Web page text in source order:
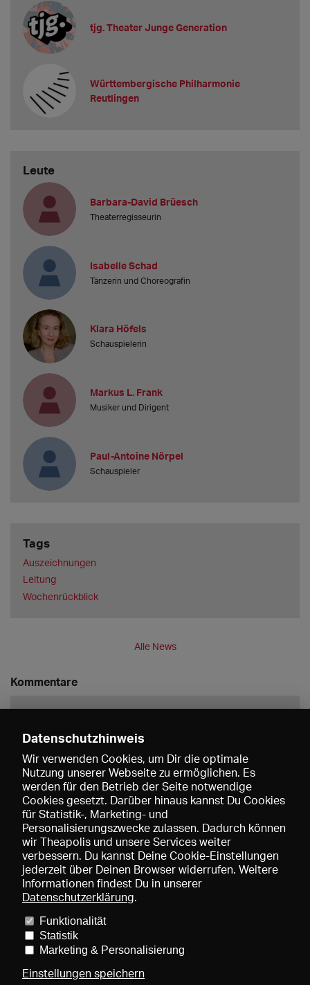
tjg. Theater Junge Generation
Württembergische Philharmonie
Reutlingen
Leute
Barbara-David Brüesch
Theaterregisseurin
Isabelle Schad
Tänzerin und Choreografin
Klara Höfels
Schauspielerin
Markus L. Frank
Musiker und Dirigent
Paul-Antoine Nörpel
Schauspieler
Tags
Auszeichnungen
Leitung
Wochenrückblick
Alle News
Kommentare
Speichern
Preise und Mitgliedschaften
Mediadaten
Über uns Impressum
Datenschutzhinweis
Wir verwenden Cookies, um Dir die optimale
Nutzung unserer Webseite zu ermöglichen. Es
werden für den Betrieb der Seite notwendige
Cookies gesetzt. Darüber hinaus kannst Du Cookies
für Statistik-, Marketing- und
Personalisierungszwecke zulassen. Dadurch können
wir Theapolis und unsere Services weiter
verbessern. Du kannst Deine Cookie-Einstellungen
jederzeit über Deinen Browser widerrufen. Weitere
Informationen findest Du in unserer
Datenschutzerklärung.
Funktionalität
Statistik
Marketing & Personalisierung
Einstellungen speichern